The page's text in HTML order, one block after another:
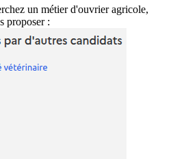
un métier d'ouvrier agricole,
proposer :